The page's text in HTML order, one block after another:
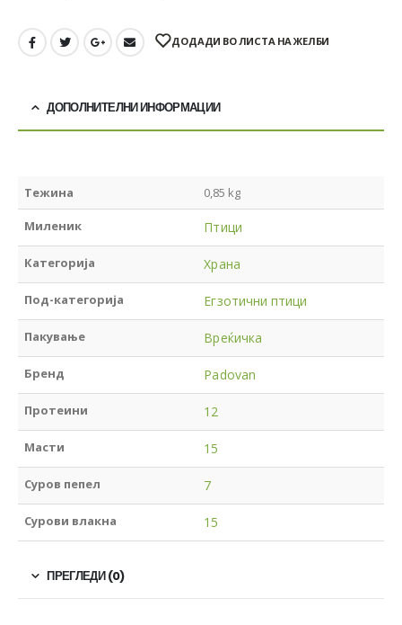
ДОДАДИ ВО ЛИСТА НА ЖЕЛБИ
ДОПОЛНИТЕЛНИ ИНФОРМАЦИИ
Тежина 0,85 kg
Миленик Птици
Категорија Храна
Под-категорија Егзотични птици
Пакување Вреќичка
Бренд Padovan
Протеини 12
Масти 15
Суров пепел 7
Сурови влакна 15
ПРЕГЛЕДИ (0)